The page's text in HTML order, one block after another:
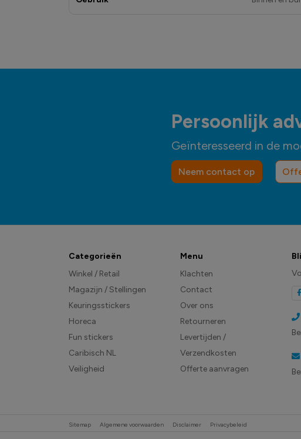
Persoonlijk
Geïnteresseerd in de
Neem contact op
Categorieën
Winkel / Retail
Magazijn / Stellingen
Keuringsstickers
Horeca
Fun stickers
Caribisch NL
Veiligheid
Menu
Klachten
Contact
Over ons
Retourneren
Levertijden /
Verzendkosten
Offerte aanvragen
Sitemap Algemene voorwaarden Disclaimer Privacybeleid